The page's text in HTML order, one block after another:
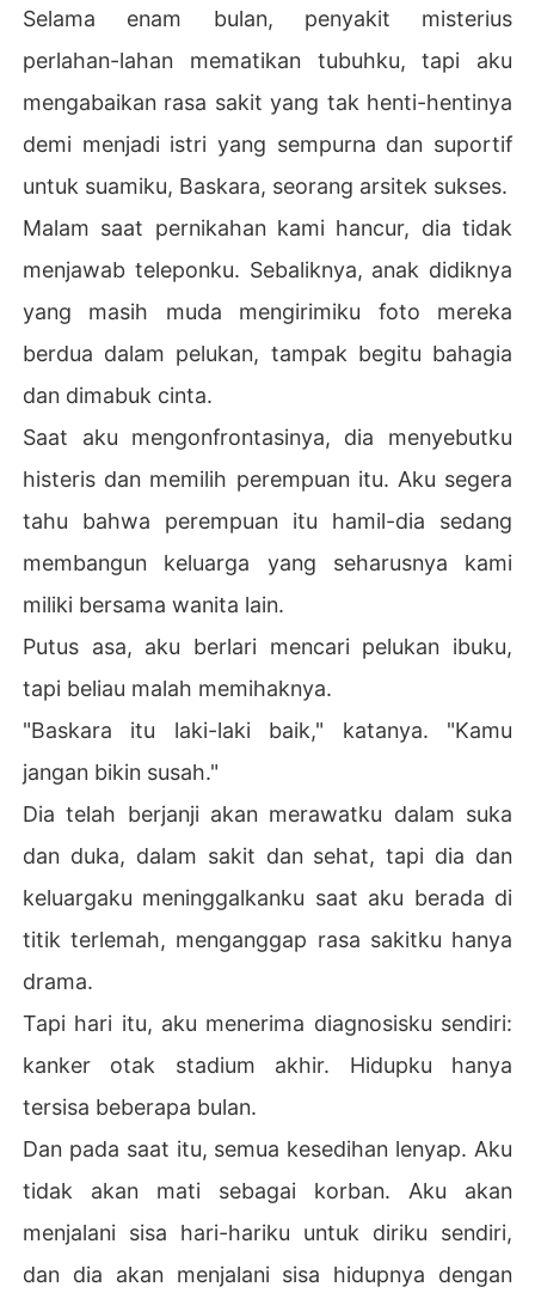
an memilih perempuan itu. Aku segera tahu bahwa pere
seharusnya kami miliki bersama wanita lain.
u malah memihaknya.
susah."
Dia telah berjanji akan merawatku dalam suka dan duk
a, dalam sakit dan sehat, tapi dia dan keluargaku menin
ggalkanku saat aku berada di titik terlemah, mengangga
p rasa sakitku hanya drama.
Tapi hari itu, aku menerima diagnosisku sendiri: kanker
otak stadium akhir. Hidupku hanya tersisa beberapa bu
lan.
Dan pada saat itu, semua kesedihan lenyap. Aku tidak a
kan mati sebagai korban. Aku akan menjalani sisa hari-h
ariku untuk diriku sendiri, dan dia akan menjalani sisa hi
dupnya dengan menanggung semua akibatnya.
Selama enam bulan, penyakit misterius
perlahan-lahan mematikan tubuhku, tapi aku
mengabaikan rasa sakit yang tak henti-hentinya
demi menjadi istri yang sempurna dan suportif
untuk suamiku, Baskara, seorang arsitek sukses.
Malam saat pernikahan kami hancur, dia tidak
menjawab teleponku. Sebaliknya, anak didiknya
yang masih muda mengirimiku foto mereka
berdua dalam pelukan, tampak begitu bahagia
dan dimabuk cinta.
Saat aku mengonfrontasinya, dia menyebutku
histeris dan memilih perempuan itu. Aku segera
tahu bahwa perempuan itu hamil-dia sedang
membangun keluarga yang seharusnya kami
miliki bersama wanita lain.
Putus asa, aku berlari mencari pelukan ibuku,
tapi beliau malah memihaknya.
"Baskara itu laki-laki baik," katanya. "Kamu
jangan bikin susah."
Dia telah berjanji akan merawatku dalam suka
dan duka, dalam sakit dan sehat, tapi dia dan
keluargaku meninggalkanku saat aku berada di
titik terlemah, menganggap rasa sakitku hanya
drama.
Tapi hari itu, aku menerima diagnosisku sendiri:
kanker otak stadium akhir. Hidupku hanya
tersisa beberapa bulan.
Dan pada saat itu, semua kesedihan lenyap. Aku
tidak akan mati sebagai korban. Aku akan
menjalani sisa hari-hariku untuk diriku sendiri,
dan dia akan menjalani sisa hidupnya dengan